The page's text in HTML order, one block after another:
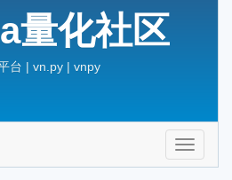
量化社区
台 | vn.py | vnpy
Toggle